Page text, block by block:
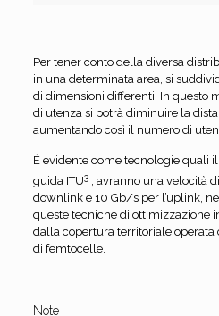
Per tener conto della diversa
in una determinata area, si
di dimensioni differenti. In questo
di utenza si potrà diminuire la
aumentando così il numero di
È evidente come tecnologie quali
guida ITU3
, avranno una velocità
downlink e 10 Gb/s per l’uplink,
queste tecniche di ottimizzazione
dalla copertura territoriale operata
di femtocelle.
Note